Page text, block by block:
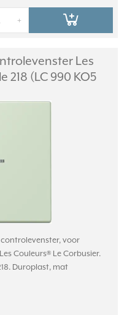
+
Les
218 (LC 990 KO5
voor
Couleurs® Le Corbusier.
Duroplast, mat